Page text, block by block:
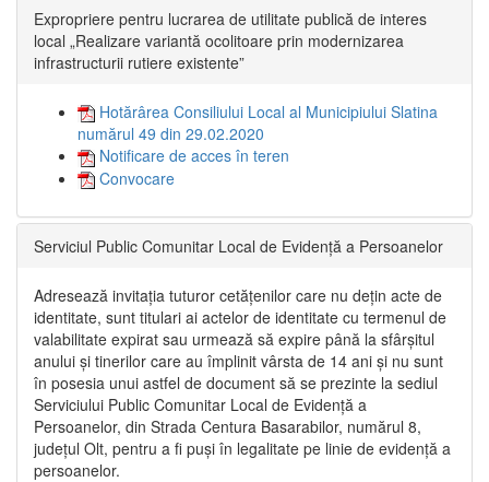
Expropriere pentru lucrarea de utilitate publică de interes
local „Realizare variantă ocolitoare prin modernizarea
infrastructurii rutiere existente”
Hotărârea Consiliului Local al Municipiului Slatina
numărul 49 din 29.02.2020
Notificare de acces în teren
Convocare
Serviciul Public Comunitar Local de Evidență a Persoanelor
Adresează invitația tuturor cetățenilor care nu dețin acte de
identitate, sunt titulari ai actelor de identitate cu termenul de
valabilitate expirat sau urmează să expire până la sfârșitul
anului și tinerilor care au împlinit vârsta de 14 ani și nu sunt
în posesia unui astfel de document să se prezinte la sediul
Serviciului Public Comunitar Local de Evidență a
Persoanelor, din Strada Centura Basarabilor, numărul 8,
județul Olt, pentru a fi puși în legalitate pe linie de evidență a
persoanelor.